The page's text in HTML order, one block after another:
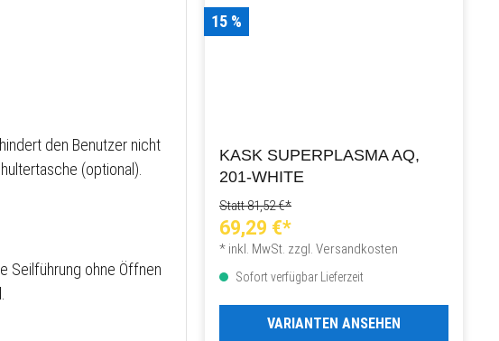
den Benutzer nicht
(optional).
Seilführung ohne Öffnen
15 %
KASK SUPERPLASMA AQ,
201-WHITE
Statt 81,52 €*
69,29 €*
* inkl. MwSt. zzgl. Versandkosten
Sofort verfügbar Lieferzeit
VARIANTEN ANSEHEN